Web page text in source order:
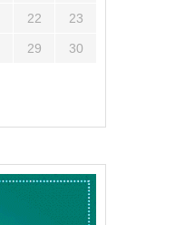
22 23
29 30